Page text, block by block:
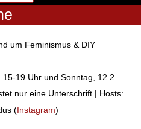
um Feminismus & DIY
19 Uhr und Sonntag, 12.2.
nur eine Unterschrift | Hosts:
(Instagram)